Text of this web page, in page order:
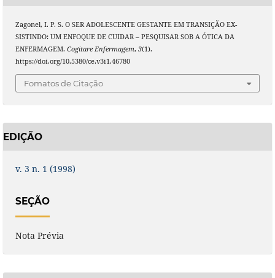
Zagonel, I. P. S. O SER ADOLESCENTE GESTANTE EM TRANSIÇÃO EX-
SISTINDO: UM ENFOQUE DE CUIDAR – PESQUISAR SOB A ÓTICA DA
ENFERMAGEM. Cogitare Enfermagem, 3(1).
https://doi.org/10.5380/ce.v3i1.46780
Fomatos de Citação
EDIÇÃO
v. 3 n. 1 (1998)
SEÇÃO
Nota Prévia